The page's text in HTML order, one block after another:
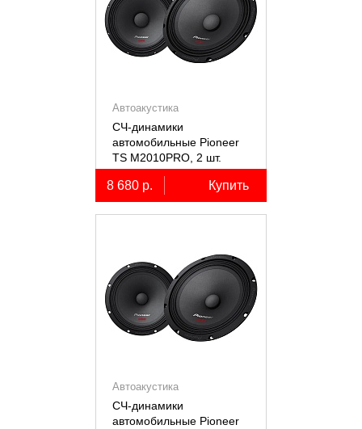
Автоакустика
СЧ-динамики
автомобильные Pioneer
TS M2010PRO, 2 шт.
8 680 р. Купить
Автоакустика
СЧ-динамики
автомобильные Pioneer